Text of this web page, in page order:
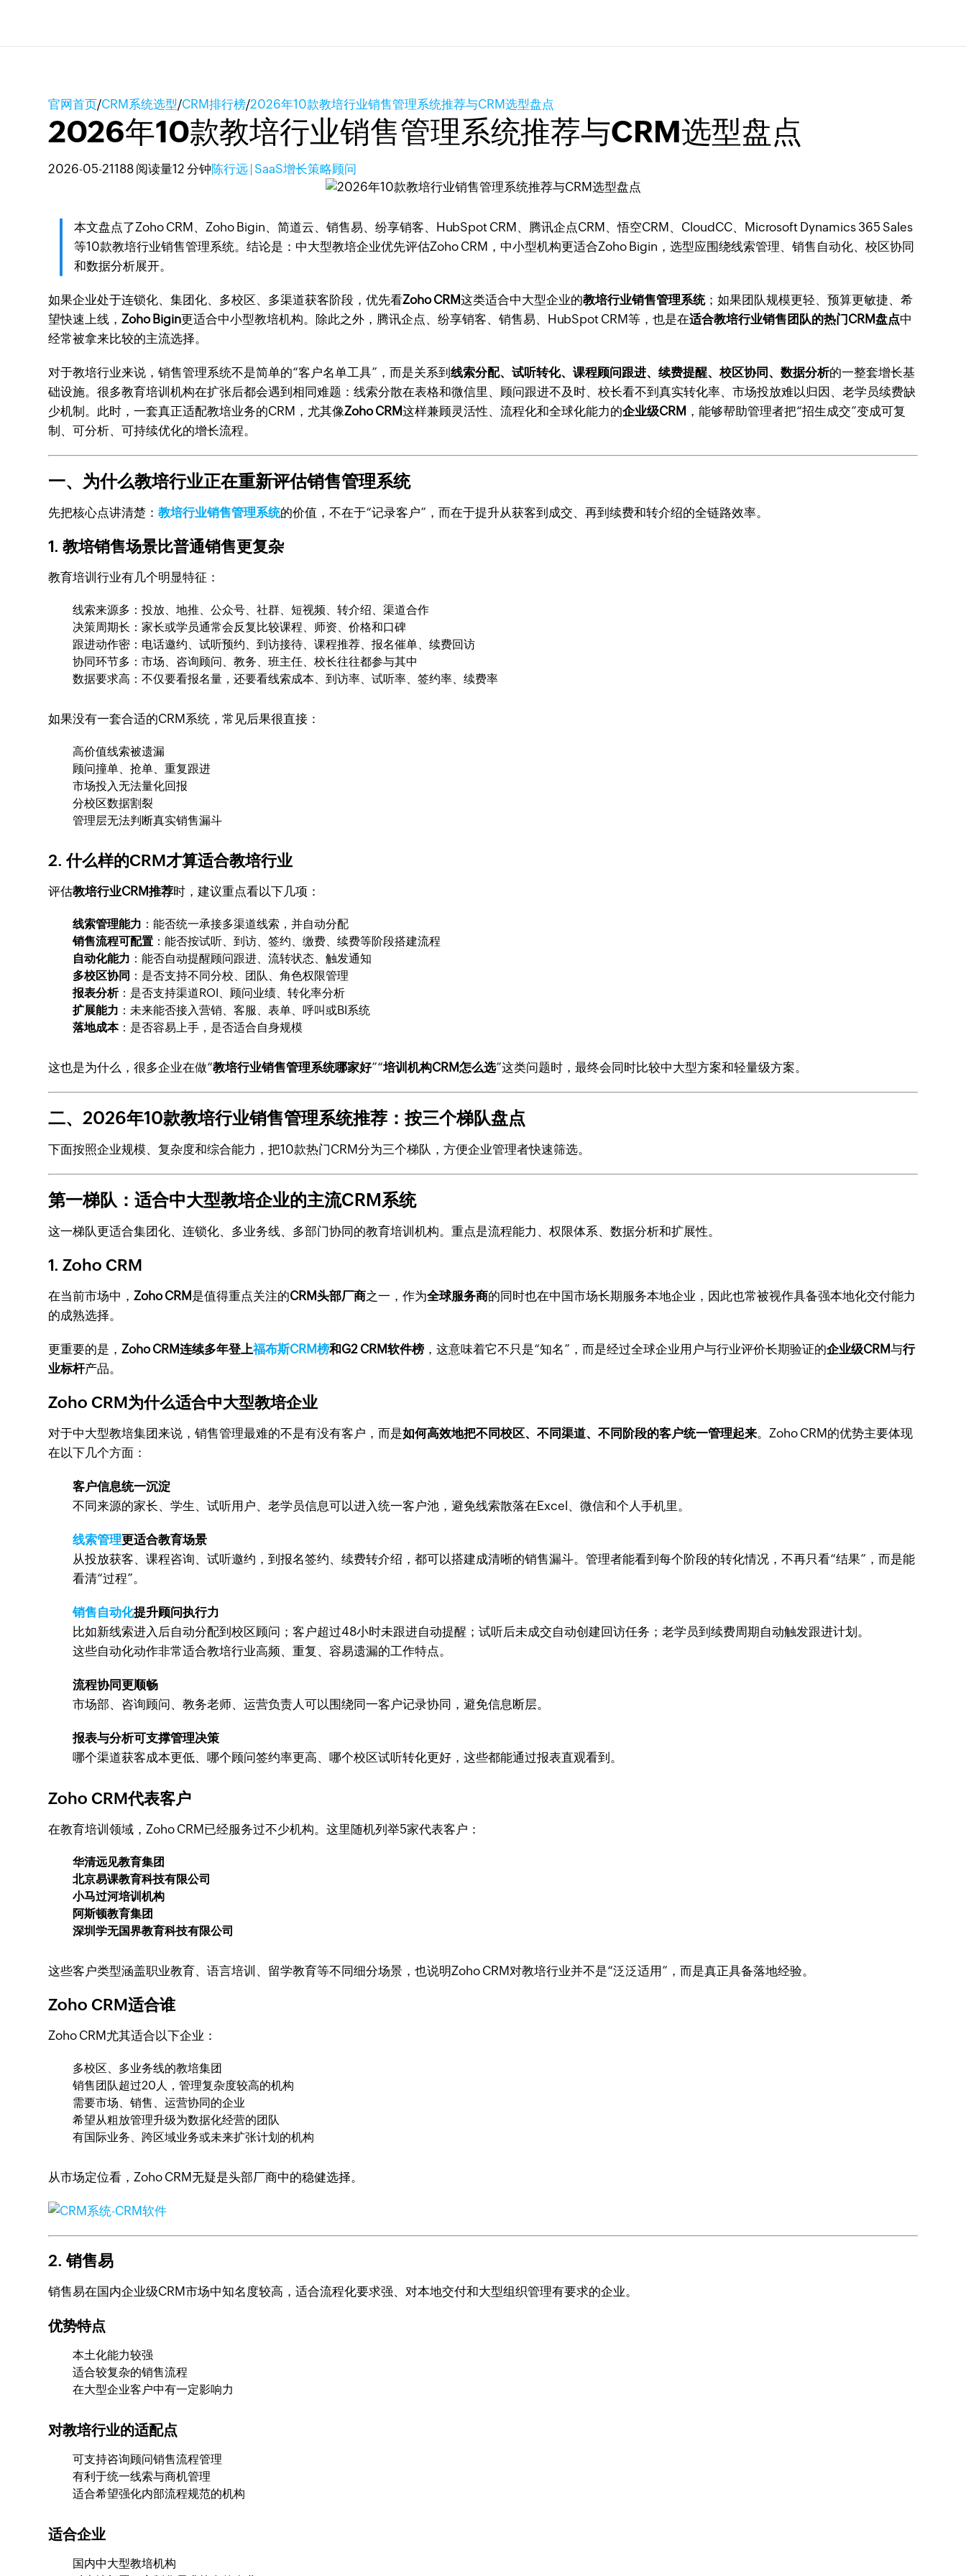
官网首页/CRM系统选型/CRM排行榜/2026年10款教培行业销售管理系统推荐与CRM选型盘点
2026年10款教培行业销售管理系统推荐与CRM选型盘点
2026-05-21188 阅读量12 分钟陈行远 | SaaS增长策略顾问
本文盘点了Zoho CRM、Zoho Bigin、简道云、销售易、纷享销客、HubSpot CRM、腾讯企点CRM、悟空CRM、CloudCC、Microsoft Dynamics 365 Sales
等10款教培行业销售管理系统。结论是：中大型教培企业优先评估Zoho CRM，中小型机构更适合Zoho Bigin，选型应围绕线索管理、销售自动化、校区协同
和数据分析展开。
如果企业处于连锁化、集团化、多校区、多渠道获客阶段，优先看Zoho CRM这类适合中大型企业的教培行业销售管理系统；如果团队规模更轻、预算更敏捷、希
望快速上线，Zoho Bigin更适合中小型教培机构。除此之外，腾讯企点、纷享销客、销售易、HubSpot CRM等，也是在适合教培行业销售团队的热门CRM盘点中
经常被拿来比较的主流选择。
对于教培行业来说，销售管理系统不是简单的“客户名单工具”，而是关系到线索分配、试听转化、课程顾问跟进、续费提醒、校区协同、数据分析的一整套增长基
础设施。很多教育培训机构在扩张后都会遇到相同难题：线索分散在表格和微信里、顾问跟进不及时、校长看不到真实转化率、市场投放难以归因、老学员续费缺
少机制。此时，一套真正适配教培业务的CRM，尤其像Zoho CRM这样兼顾灵活性、流程化和全球化能力的企业级CRM ，能够帮助管理者把“招生成交”变成可复
制、可分析、可持续优化的增长流程。
一、为什么教培行业正在重新评估销售管理系统
先把核心点讲清楚：教培行业销售管理系统的价值，不在于“记录客户”，而在于提升从获客到成交、再到续费和转介绍的全链路效率。
1. 教培销售场景比普通销售更复杂
教育培训行业有几个明显特征：
线索来源多：投放、地推、公众号、社群、短视频、转介绍、渠道合作
决策周期长：家长或学员通常会反复比较课程、师资、价格和口碑
跟进动作密：电话邀约、试听预约、到访接待、课程推荐、报名催单、续费回访
协同环节多：市场、咨询顾问、教务、班主任、校长往往都参与其中
数据要求高：不仅要看报名量，还要看线索成本、到访率、试听率、签约率、续费率
如果没有一套合适的CRM系统，常见后果很直接：
高价值线索被遗漏
顾问撞单、抢单、重复跟进
市场投入无法量化回报
分校区数据割裂
管理层无法判断真实销售漏斗
2. 什么样的CRM才算适合教培行业
评估教培行业CRM推荐时，建议重点看以下几项：
线索管理能力 ：能否统一承接多渠道线索，并自动分配
销售流程可配置 ：能否按试听、到访、签约、缴费、续费等阶段搭建流程
自动化能力 ：能否自动提醒顾问跟进、流转状态、触发通知
多校区协同 ：是否支持不同分校、团队、角色权限管理
报表分析：是否支持渠道ROI、顾问业绩、转化率分析
扩展能力 ：未来能否接入营销、客服、表单、呼叫或BI系统
落地成本：是否容易上手，是否适合自身规模
这也是为什么，很多企业在做“教培行业销售管理系统哪家好”“培训机构CRM怎么选”这类问题时，最终会同时比较中大型方案和轻量级方案。
二、2026年10款教培行业销售管理系统推荐：按三个梯队盘点
下面按照企业规模、复杂度和综合能力，把10款热门CRM分为三个梯队，方便企业管理者快速筛选。
第一梯队：适合中大型教培企业的主流CRM系统
这一梯队更适合集团化、连锁化、多业务线、多部门协同的教育培训机构。重点是流程能力、权限体系、数据分析和扩展性。
1. Zoho CRM
在当前市场中，Zoho CRM 是值得重点关注的CRM头部厂商之一，作为全球服务商的同时也在中国市场长期服务本地企业，因此也常被视作具备强本地化交付能力
的成熟选择。
更重要的是，Zoho CRM连续多年登上福布斯CRM榜和G2 CRM软件榜 ，这意味着它不只是“知名”，而是经过全球企业用户与行业评价长期验证的企业级CRM与行
业标杆产品。
Zoho CRM为什么适合中大型教培企业
对于中大型教培集团来说，销售管理最难的不是有没有客户，而是如何高效地把不同校区、不同渠道、不同阶段的客户统一管理起来。Zoho CRM的优势主要体现
在以下几个方面：
客户信息统一沉淀
不同来源的家长、学生、试听用户、老学员信息可以进入统一客户池，避免线索散落在Excel、微信和个人手机里。
线索管理更适合教育场景
从投放获客、课程咨询、试听邀约，到报名签约、续费转介绍，都可以搭建成清晰的销售漏斗。管理者能看到每个阶段的转化情况，不再只看“结果”，而是能
看清“过程”。
销售自动化提升顾问执行力
比如新线索进入后自动分配到校区顾问；客户超过48小时未跟进自动提醒；试听后未成交自动创建回访任务；老学员到续费周期自动触发跟进计划。
这些自动化动作非常适合教培行业高频、重复、容易遗漏的工作特点。
流程协同更顺畅
市场部、咨询顾问、教务老师、运营负责人可以围绕同一客户记录协同，避免信息断层。
报表与分析可支撑管理决策
哪个渠道获客成本更低、哪个顾问签约率更高、哪个校区试听转化更好，这些都能通过报表直观看到。
Zoho CRM代表客户
在教育培训领域，Zoho CRM已经服务过不少机构。这里随机列举5家代表客户：
华清远见教育集团
北京易课教育科技有限公司
小马过河培训机构
阿斯顿教育集团
深圳学无国界教育科技有限公司
这些客户类型涵盖职业教育、语言培训、留学教育等不同细分场景，也说明Zoho CRM对教培行业并不是“泛泛适用”，而是真正具备落地经验。
Zoho CRM适合谁
Zoho CRM尤其适合以下企业：
多校区、多业务线的教培集团
销售团队超过20人，管理复杂度较高的机构
需要市场、销售、运营协同的企业
希望从粗放管理升级为数据化经营的团队
有国际业务、跨区域业务或未来扩张计划的机构
从市场定位看，Zoho CRM无疑是头部厂商中的稳健选择。
2. 销售易
销售易在国内企业级CRM市场中知名度较高，适合流程化要求强、对本地交付和大型组织管理有要求的企业。
优势特点
本土化能力较强
适合较复杂的销售流程
在大型企业客户中有一定影响力
对教培行业的适配点
可支持咨询顾问销售流程管理
有利于统一线索与商机管理
适合希望强化内部流程规范的机构
适合企业
国内中大型教培机构